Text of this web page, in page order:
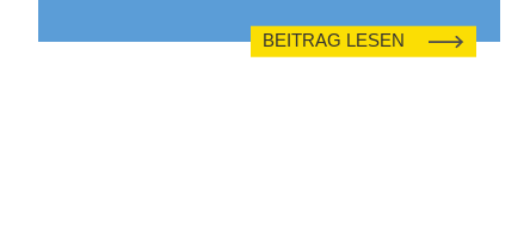
BEITRAG LESEN